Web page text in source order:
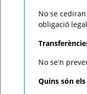
No se
obligació
No se'n
Quins són